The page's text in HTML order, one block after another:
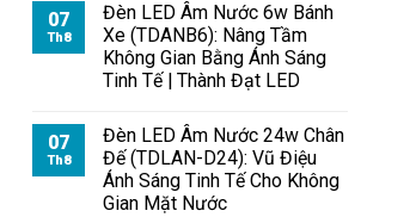
07
Th8
Đèn LED Âm Nước 6w Bánh
Xe (TDANB6): Nâng Tầm
Không Gian Bằng Ánh Sáng
Tinh Tế | Thành Đạt LED
07
Th8
Đèn LED Âm Nước 24w Chân
Đế (TDLAN-D24): Vũ Điệu
Ánh Sáng Tinh Tế Cho Không
Gian Mặt Nước